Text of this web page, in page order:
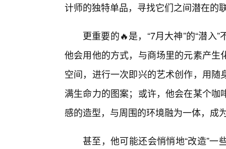
计师的独特单品，寻找它们之间潜在的
更重要的🔥是，“7月大神”的“潜入
他会用他的方式，与商场里的元素产
空间，进行一次即兴的艺术创作，用
满生命力的图案；或许，他会在某个
感的造型，与周围的环境融为一体，成
甚至，他可能还会悄悄地“改造”